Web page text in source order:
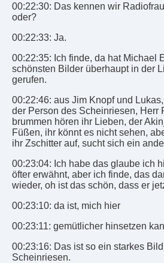
00:22:30: Das kennen wir
oder?
00:22:33: Ja.
00:22:35: Ich finde, da hat Michael
schönsten Bilder überhaupt in der
gerufen.
00:22:46: aus Jim Knopf und
der Person des Scheinriesen, Herr
brummen hören ihr Lieben, der
Füßen, ihr könnt es nicht sehen,
ihr Zschitter auf, sucht sich ein
00:23:04: Ich habe das glaube ich
öfter erwähnt, aber ich finde, das
wieder, oh ist das schön, dass er
00:23:10: da ist, mich hier
00:23:11: gemütlicher hinsetzen
00:23:16: Das ist so ein starkes
Scheinriesen.